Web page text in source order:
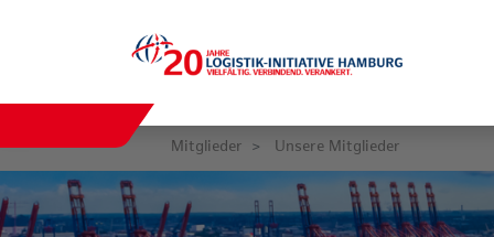
Mitglieder Unsere Mitglieder